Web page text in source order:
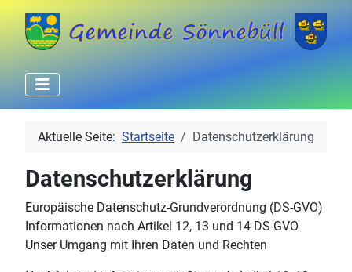
Aktuelle Seite: Startseite Datenschutzerklärung
Datenschutzerklärung
Europäische Datenschutz-Grundverordnung (DS-GVO)
Informationen nach Artikel 12, 13 und 14 DS-GVO
Unser Umgang mit Ihren Daten und Rechten